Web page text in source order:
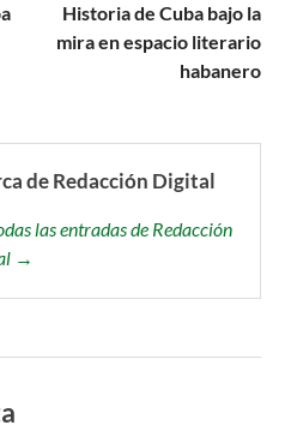
Historia de Cuba bajo la
mira en espacio literario
habanero
de Redacción Digital
las entradas de Redacción
→